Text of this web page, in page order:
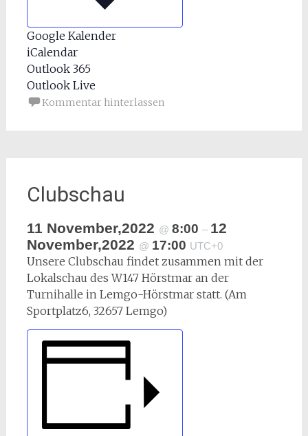
Google Kalender
iCalendar
Outlook 365
Outlook Live
Kommentar hinterlassen
Clubschau
11 November,2022 @ 8:00 – 12
November,2022 @ 17:00 UTC+0
Unsere Clubschau findet zusammen mit der
Lokalschau des W147 Hörstmar an der
Turnihalle in Lemgo-Hörstmar statt. (Am
Sportplatz6, 32657 Lemgo)